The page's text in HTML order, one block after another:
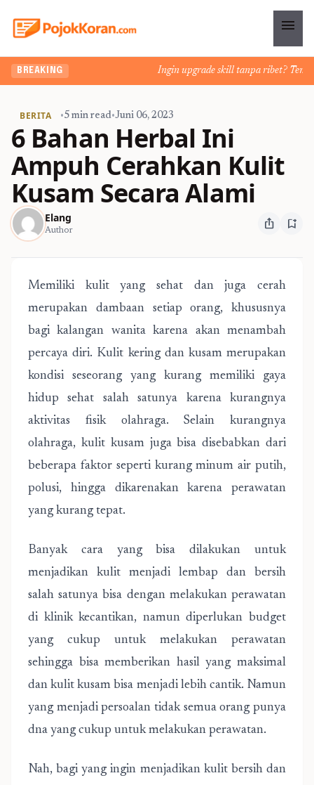
menu
BREAKING Ingin upgrade skill tanpa ribet?
BERITA •5 min read•Juni 06, 2023
6 Bahan Herbal Ini
Ampuh Cerahkan Kulit
Kusam Secara Alami
Elang
Author ios_share bookmark_add
Memiliki kulit yang sehat dan juga cerah
merupakan dambaan setiap orang, khususnya
bagi kalangan wanita karena akan menambah
percaya diri. Kulit kering dan kusam merupakan
kondisi seseorang yang kurang memiliki gaya
hidup sehat salah satunya karena kurangnya
aktivitas fisik olahraga. Selain kurangnya
olahraga, kulit kusam juga bisa disebabkan dari
beberapa faktor seperti kurang minum air putih,
polusi, hingga dikarenakan karena perawatan
yang kurang tepat.
Banyak cara yang bisa dilakukan untuk
menjadikan kulit menjadi lembap dan bersih
salah satunya bisa dengan melakukan perawatan
di klinik kecantikan, namun diperlukan budget
yang cukup untuk melakukan perawatan
sehingga bisa memberikan hasil yang maksimal
dan kulit kusam bisa menjadi lebih cantik. Namun
yang menjadi persoalan tidak semua orang punya
dna yang cukup untuk melakukan perawatan.
Nah, bagi yang ingin menjadikan kulit bersih dan